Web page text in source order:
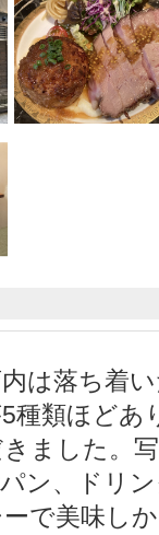
は落ち着
種類ほどあ
ました。
ン、ドリ
で美味し